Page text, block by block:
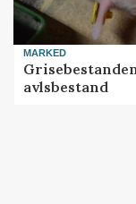
MARKED
avlsbestand